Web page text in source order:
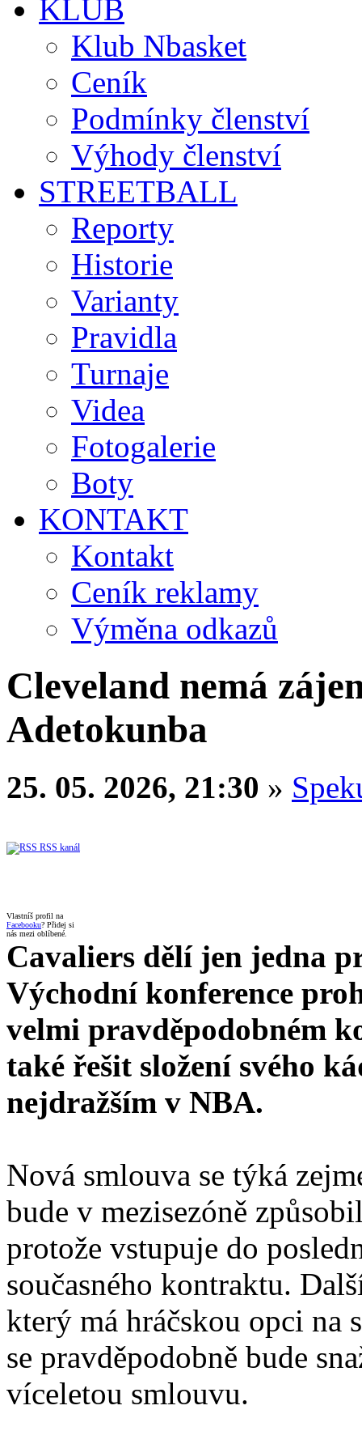
KLUB
Klub Nbasket
Ceník
Podmínky členství
Výhody členství
STREETBALL
Reporty
Historie
Varianty
Pravidla
Turnaje
Videa
Fotogalerie
Boty
KONTAKT
Kontakt
Ceník reklamy
Výměna odkazů
Cleveland nemá
Adetokunba
25. 05. 2026, 21:30 »
RSS kanál
Vlastníš profil na
Facebooku? Přidej si
nás mezi oblíbené.
Cavaliers dělí jen jedna
Východní konference
velmi pravděpodobném
také řešit složení svého
nejdražším v NBA.
Nová smlouva se týká
bude v mezisezóně
protože vstupuje do
současného kontraktu.
který má hráčskou opci na
se pravděpodobně bude
víceletou smlouvu.